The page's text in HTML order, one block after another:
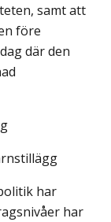
samt att
före
där den
har
har